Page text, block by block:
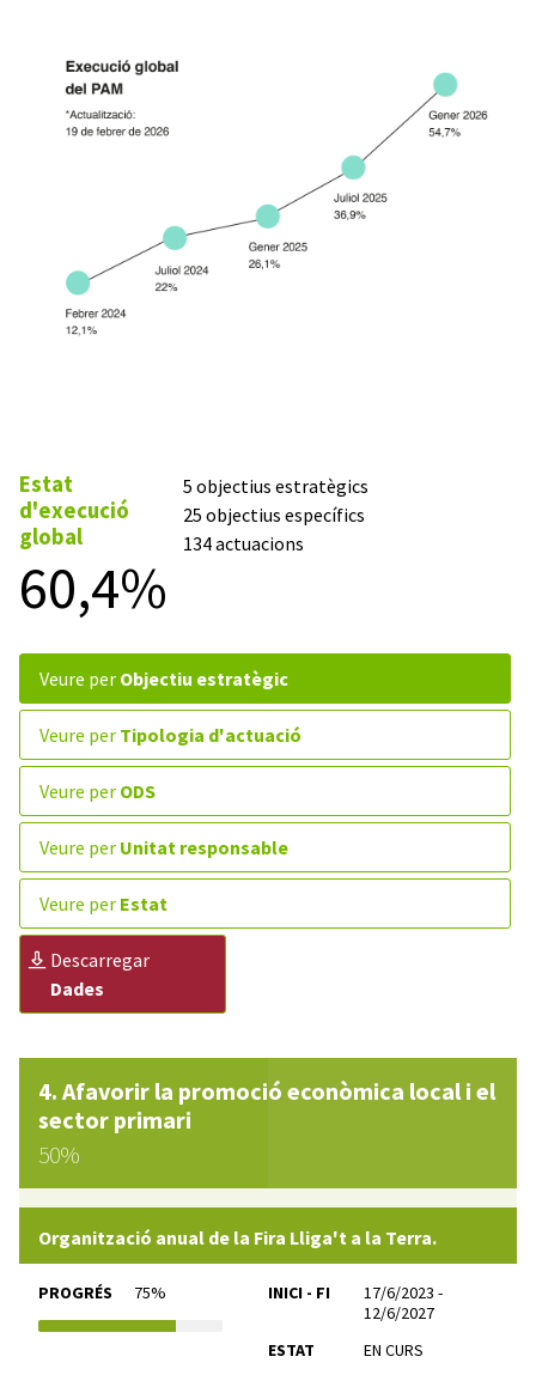
Estat
d'execució
global
60,4%
5 objectius estratègics
25 objectius específics
134 actuacions
veure per Objectiu estratègic
veure per Tipologia d'actuació
veure per ODS
veure per Unitat responsable
veure per Estat
descarregar
Dades
Afavorir la promoció econòmica local i el
sector primari
50%
Organització anual de la Fira Lliga't a la Terra.
PROGRÉS 75% INICI - FI
17/6/2023 -
12/6/2027
ESTAT
EN CURS